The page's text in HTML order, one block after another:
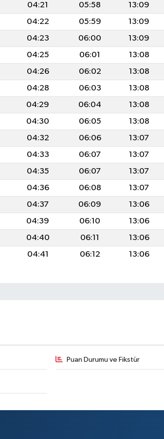
04:21 05:58 13:09
04:22 05:59 13:09
04:23 06:00 13:09
04:25 06:01 13:08
04:26 06:02 13:08
04:28 06:03 13:08
04:29 06:04 13:08
04:30 06:05 13:08
04:32 06:06 13:07
04:33 06:07 13:07
04:35 06:07 13:07
04:36 06:08 13:07
04:37 06:09 13:06
04:39 06:10 13:06
04:40 06:11 13:06
04:41 06:12 13:06
Puan Durumu ve Fikstür